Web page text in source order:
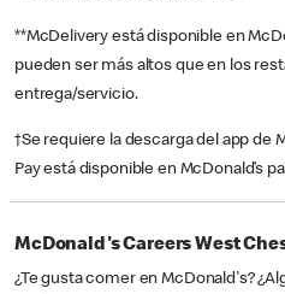
**McDelivery está disponible en
pueden ser más altos que en los
entrega/servicio.
†Se requiere la descarga del app de
Pay está disponible en McDonald’s
McDonald's Careers West
¿Te gusta comer en McDonald's?